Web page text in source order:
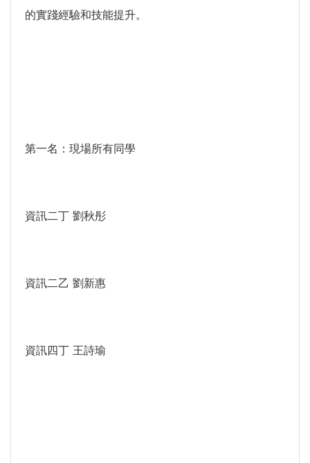
的實踐經驗和技能提升。
第一名：現場所有同學
資訊二丁 劉秋彤
資訊二乙 劉新惠
資訊四丁 王詩瑜